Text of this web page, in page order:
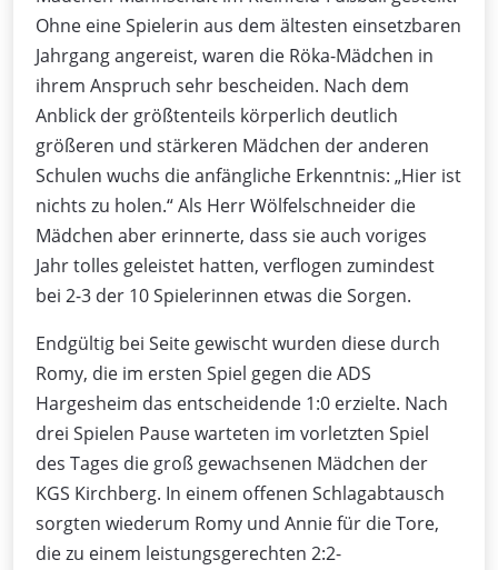
Ohne eine Spielerin aus dem ältesten einsetzbaren
Jahrgang angereist, waren die Röka-Mädchen in
ihrem Anspruch sehr bescheiden. Nach dem
Anblick der größtenteils körperlich deutlich
größeren und stärkeren Mädchen der anderen
Schulen wuchs die anfängliche Erkenntnis: „Hier ist
nichts zu holen.“ Als Herr Wölfelschneider die
Mädchen aber erinnerte, dass sie auch voriges
Jahr tolles geleistet hatten, verflogen zumindest
bei 2-3 der 10 Spielerinnen etwas die Sorgen.
Endgültig bei Seite gewischt wurden diese durch
Romy, die im ersten Spiel gegen die ADS
Hargesheim das entscheidende 1:0 erzielte. Nach
drei Spielen Pause warteten im vorletzten Spiel
des Tages die groß gewachsenen Mädchen der
KGS Kirchberg. In einem offenen Schlagabtausch
sorgten wiederum Romy und Annie für die Tore,
die zu einem leistungsgerechten 2:2-